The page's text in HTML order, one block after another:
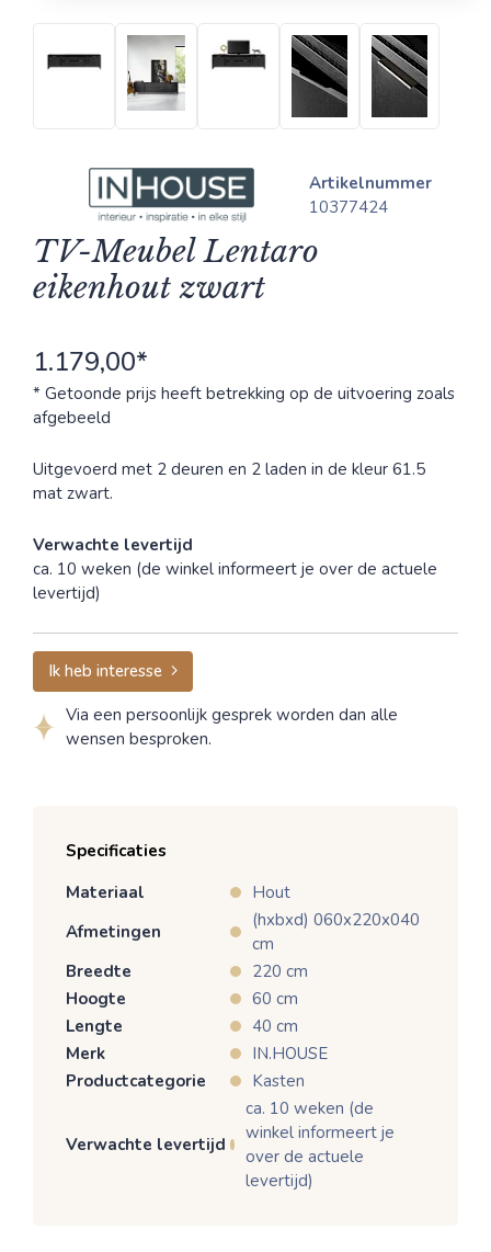
Artikelnummer
10377424
TV-Meubel Lentaro
eikenhout zwart
1.179,00*
* Getoonde prijs heeft betrekking op de uitvoering zoals
afgebeeld
Uitgevoerd met 2 deuren en 2 laden in de kleur 61.5
mat zwart.
Verwachte levertijd
ca. 10 weken (de winkel informeert je over de actuele
levertijd)
Ik heb interesse
Via een persoonlijk gesprek worden dan alle
wensen besproken.
Specificaties
Materiaal
Hout
Afmetingen
(hxbxd) 060x220x040
cm
Breedte
220 cm
Hoogte
60 cm
Lengte
40 cm
Merk
IN.HOUSE
Productcategorie
Kasten
Verwachte levertijd
ca. 10 weken (de
winkel informeert je
over de actuele
levertijd)